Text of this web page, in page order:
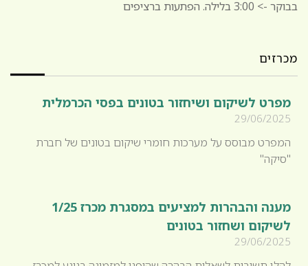
בבוקר -> 3:00 בלילה. הפתעות ברציפים
מכרזים
מפרט לשיקום ושיחזור בטונים בפסי הכרמלית
29/06/2025
המפרט מבוסס על מערכות חומרי שיקום בטונים של חברת
"סיקה"
מענה והבהרות למציעים במסגרת מכרז 1/25
לשיקום ושחזור בטונים
29/06/2025